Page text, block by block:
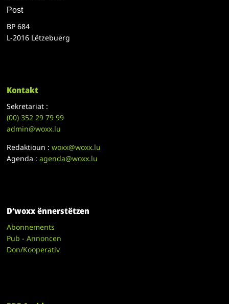
Post
BP 684
L-2016 Lëtzebuerg
Kontakt
Sekretariat :
(00)352 29 79 99
admin@woxx.lu
Redaktioun :woxx@woxx.lu
Agenda :agenda@woxx.lu
D’woxx ënnerstëtzen
Abonnements
Pub - Annoncen
Don/Kooperativ